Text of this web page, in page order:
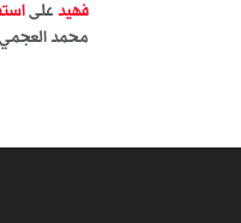
فهيد على
محمد العجمي